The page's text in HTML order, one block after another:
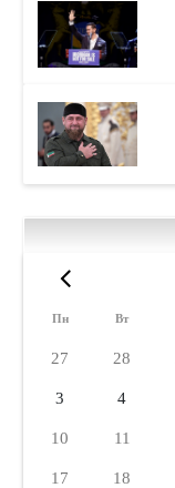
Пн Вт
27 28
3 4
10 11
17 18